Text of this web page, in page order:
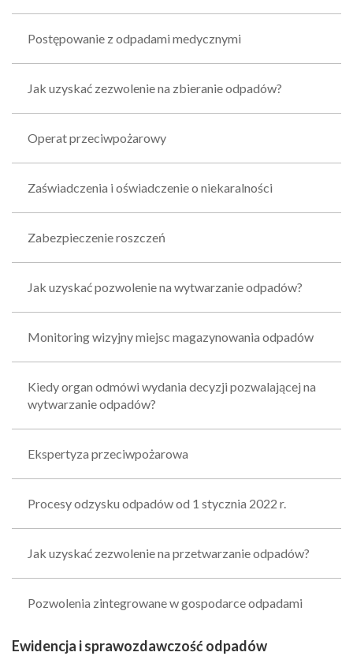
Postępowanie z odpadami medycznymi
Jak uzyskać zezwolenie na zbieranie odpadów?
Operat przeciwpożarowy
Zaświadczenia i oświadczenie o niekaralności
Zabezpieczenie roszczeń
Jak uzyskać pozwolenie na wytwarzanie odpadów?
Monitoring wizyjny miejsc magazynowania odpadów
Kiedy organ odmówi wydania decyzji pozwalającej na
wytwarzanie odpadów?
Ekspertyza przeciwpożarowa
Procesy odzysku odpadów od 1 stycznia 2022 r.
Jak uzyskać zezwolenie na przetwarzanie odpadów?
Pozwolenia zintegrowane w gospodarce odpadami
Ewidencja i sprawozdawczość odpadów